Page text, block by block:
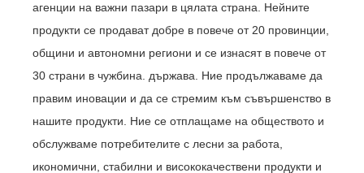
агенции на важни пазари в цялата страна. Нейните
продукти се продават добре в повече от 20 провинции,
общини и автономни региони и се изнасят в повече от
30 страни в чужбина. държава. Ние продължаваме да
правим иновации и да се стремим към съвършенство в
нашите продукти. Ние се отплащаме на обществото и
обслужваме потребителите с лесни за работа,
икономични, стабилни и висококачествени продукти и